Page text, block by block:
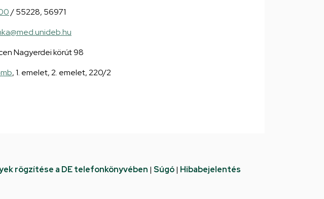
/ 55228, 56971
Nagyerdei körút 98
, 1. emelet, 2. emelet, 220/2
rögzítése a DE telefonkönyvében | Súgó| Hibabejelentés